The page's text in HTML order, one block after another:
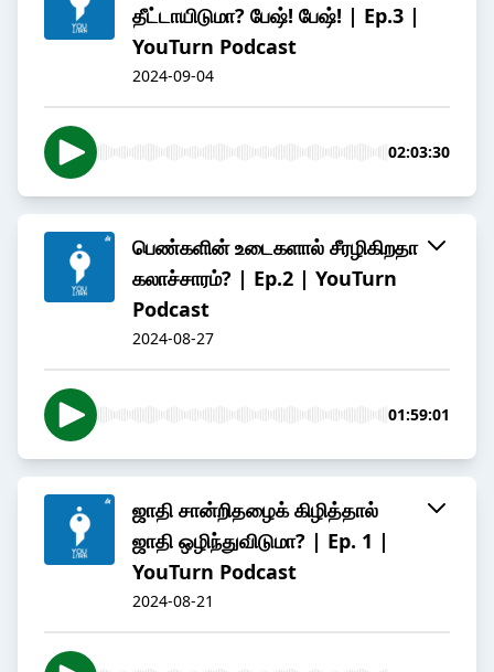
தீட்டாயிடுமா? பேஷ்! பேஷ்! | Ep.3 |
YouTurn Podcast
2024-09-04
02:03:30
பெண்களின் உடைகளால் சீரழிகிறதா
கலாச்சாரம்? | Ep.2 | YouTurn
Podcast
2024-08-27
01:59:01
ஜாதி சான்றிதழைக் கிழித்தால்
ஜாதி ஒழிந்துவிடுமா? | Ep. 1 |
YouTurn Podcast
2024-08-21